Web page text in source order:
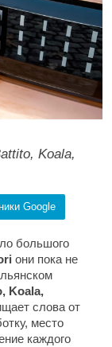
Koala,
Google
большого
они пока не
Koala,
слова от
место
каждого